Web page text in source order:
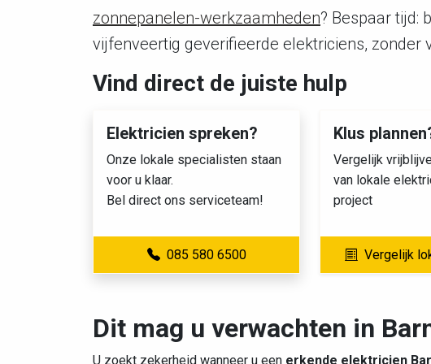
zonnepanelen-werkzaamheden? Bespaar tijd:
vijfenveertig geverifieerde elektriciens,
Vind direct de juiste hulp
Elektricien spreken?
Onze lokale specialisten staan
voor u klaar.
Bel direct ons serviceteam!
085 580 6500
Klus
Vergelijk
van lokale
project
Vergelijk
Dit mag u verwachten in
U zoekt zekerheid wanneer u een erkende elektricien